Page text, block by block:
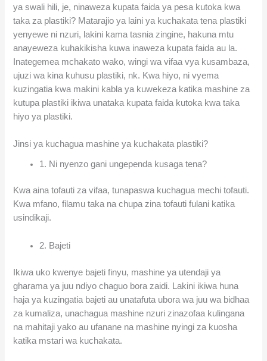
ya swali hili, je, ninaweza kupata faida ya pesa kutoka kwa
taka za plastiki? Matarajio ya laini ya kuchakata tena plastiki
yenyewe ni nzuri, lakini kama tasnia zingine, hakuna mtu
anayeweza kuhakikisha kuwa inaweza kupata faida au la.
Inategemea mchakato wako, wingi wa vifaa vya kusambaza,
ujuzi wa kina kuhusu plastiki, nk. Kwa hiyo, ni vyema
kuzingatia kwa makini kabla ya kuwekeza katika mashine za
kutupa plastiki ikiwa unataka kupata faida kutoka kwa taka
hiyo ya plastiki.
Jinsi ya kuchagua mashine ya kuchakata plastiki?
1. Ni nyenzo gani ungependa kusaga tena?
Kwa aina tofauti za vifaa, tunapaswa kuchagua mechi tofauti.
Kwa mfano, filamu taka na chupa zina tofauti fulani katika
usindikaji.
2. Bajeti
Ikiwa uko kwenye bajeti finyu, mashine ya utendaji ya
gharama ya juu ndiyo chaguo bora zaidi. Lakini ikiwa huna
haja ya kuzingatia bajeti au unatafuta ubora wa juu wa bidhaa
za kumaliza, unachagua mashine nzuri zinazofaa kulingana
na mahitaji yako au ufanane na mashine nyingi za kuosha
katika mstari wa kuchakata.